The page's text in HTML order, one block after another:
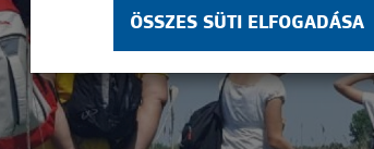
ÖSSZES SÜTI ELFOGADÁSA